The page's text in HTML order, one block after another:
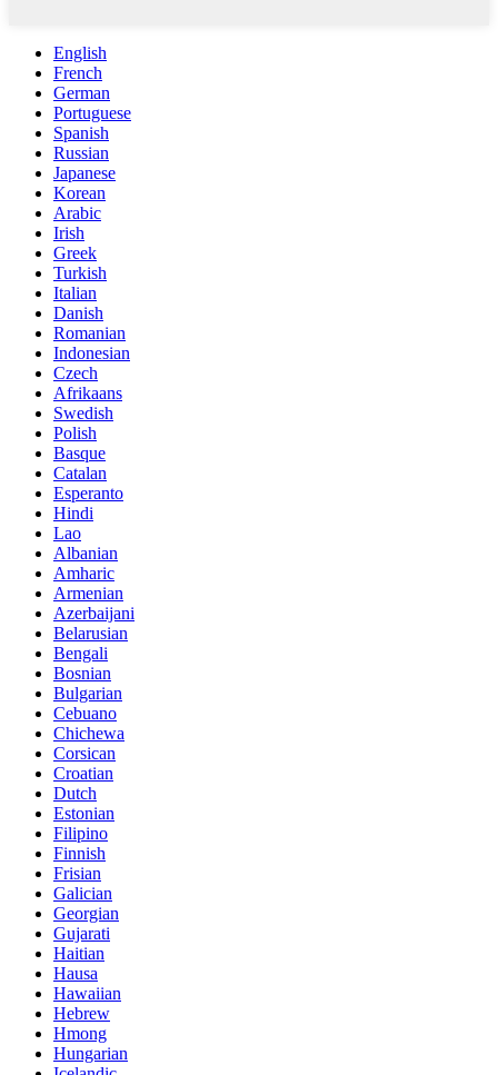
English
French
German
Portuguese
Spanish
Russian
Japanese
Korean
Arabic
Irish
Greek
Turkish
Italian
Danish
Romanian
Indonesian
Czech
Afrikaans
Swedish
Polish
Basque
Catalan
Esperanto
Hindi
Lao
Albanian
Amharic
Armenian
Azerbaijani
Belarusian
Bengali
Bosnian
Bulgarian
Cebuano
Chichewa
Corsican
Croatian
Dutch
Estonian
Filipino
Finnish
Frisian
Galician
Georgian
Gujarati
Haitian
Hausa
Hawaiian
Hebrew
Hmong
Hungarian